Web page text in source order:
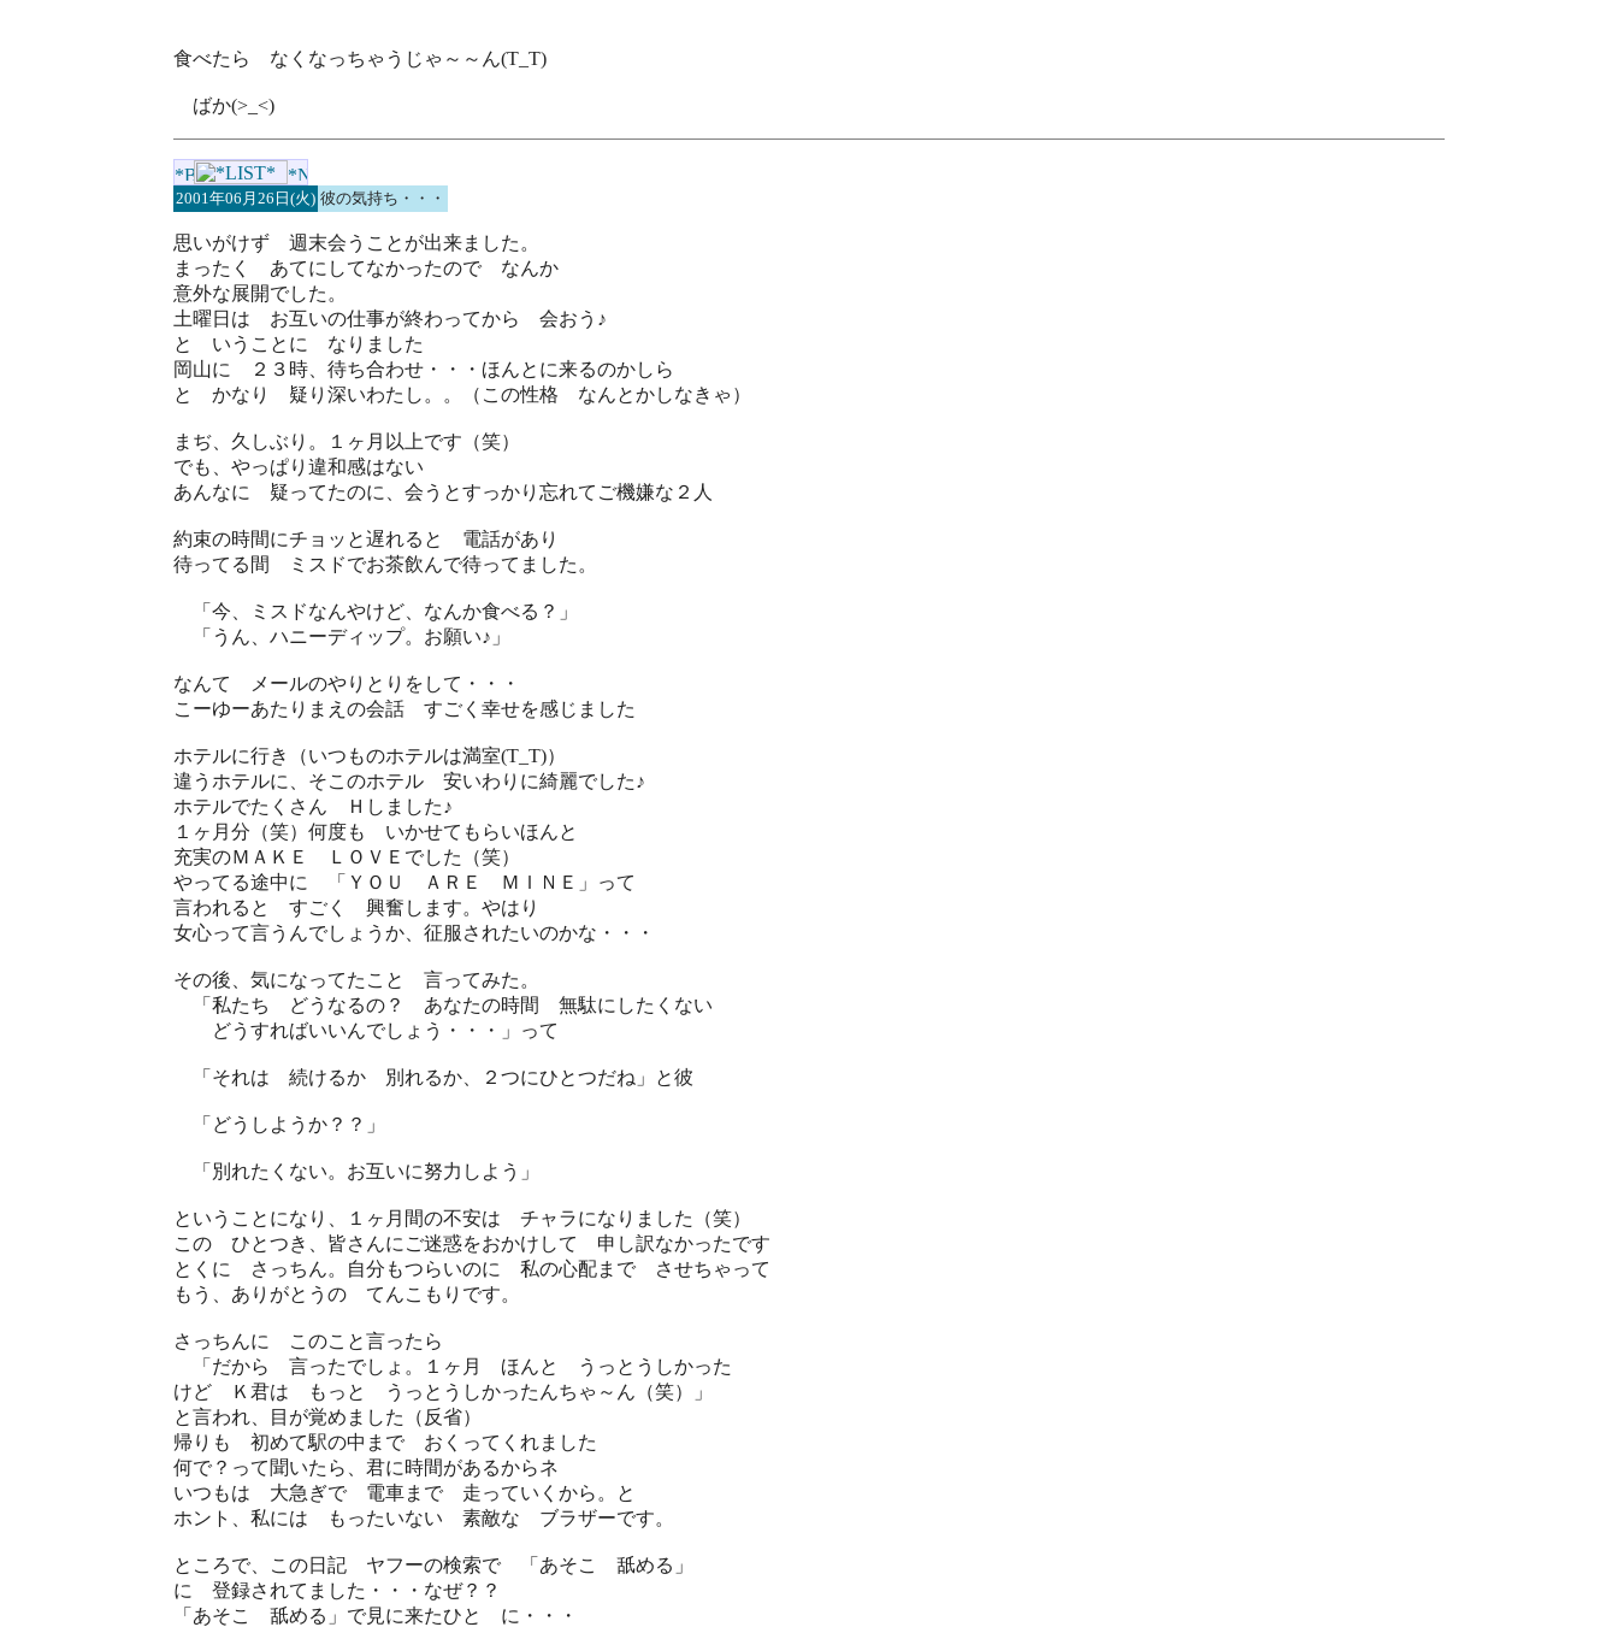
食べたら なくなっちゃうじゃ～～ん(T_T)
ばか(>_<)
2001年06月26日(火) 彼の気持ち・・・
思いがけず 週末会うことが出来ました。
まったく あてにしてなかったので なんか
意外な展開でした。
土曜日は お互いの仕事が終わってから 会おう♪
と いうことに なりました
岡山に ２３時、待ち合わせ・・・ほんとに来るのかしら
と かなり 疑り深いわたし。。（この性格 なんとかしなきゃ）
まぢ、久しぶり。１ヶ月以上です（笑）
でも、やっぱり違和感はない
あんなに 疑ってたのに、会うとすっかり忘れてご機嫌な２人
約束の時間にチョッと遅れると 電話があり
待ってる間 ミスドでお茶飲んで待ってました。
「今、ミスドなんやけど、なんか食べる？」
「うん、ハニーディップ。お願い♪」
なんて メールのやりとりをして・・・
こーゆーあたりまえの会話 すごく幸せを感じました
ホテルに行き（いつものホテルは満室(T_T)）
違うホテルに、そこのホテル 安いわりに綺麗でした♪
ホテルでたくさん Ｈしました♪
１ヶ月分（笑）何度も いかせてもらいほんと
充実のＭＡＫＥ ＬＯＶＥでした（笑）
やってる途中に 「ＹＯＵ ＡＲＥ ＭＩＮＥ」って
言われると すごく 興奮します。やはり
女心って言うんでしょうか、征服されたいのかな・・・
その後、気になってたこと 言ってみた。
「私たち どうなるの？ あなたの時間 無駄にしたくない
どうすればいいんでしょう・・・」って
「それは 続けるか 別れるか、２つにひとつだね」と彼
「どうしようか？？」
「別れたくない。お互いに努力しよう」
ということになり、１ヶ月間の不安は チャラになりました（笑）
この ひとつき、皆さんにご迷惑をおかけして 申し訳なかったです
とくに さっちん。自分もつらいのに 私の心配まで させちゃって
もう、ありがとうの てんこもりです。
さっちんに このこと言ったら
「だから 言ったでしょ。１ヶ月 ほんと うっとうしかった
けど Ｋ君は もっと うっとうしかったんちゃ～ん（笑）」
と言われ、目が覚めました（反省）
帰りも 初めて駅の中まで おくってくれました
何で？って聞いたら、君に時間があるからネ
いつもは 大急ぎで 電車まで 走っていくから。と
ホント、私には もったいない 素敵な ブラザーです。
ところで、この日記 ヤフーの検索で 「あそこ 舐める」
に 登録されてました・・・なぜ？？
「あそこ 舐める」で見に来たひと に・・・